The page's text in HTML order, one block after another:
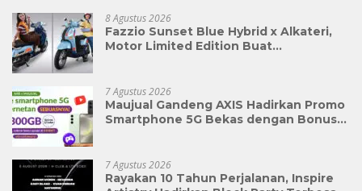
8 Agustus 2026
Fazzio Sunset Blue Hybrid x Alkateri,
Motor Limited Edition Buat
7 Agustus 2026
Maujual Gandeng AXIS Hadirkan Promo
Smartphone 5G Bekas dengan Bonus
7 Agustus 2026
Rayakan 10 Tahun Perjalanan, Inspire